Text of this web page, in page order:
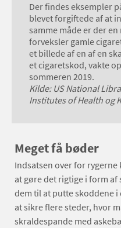
Der findes eksempler
blevet forgiftede af at
samme måde er der
forveksler gamle
et billede af en af en
et cigaretskod, vakte
sommeren 2019.
Kilde: US National
Institutes of Health og
Meget få bøder
Indsatsen over for
at gøre det rigtige i form
dem til at putte skoddene
at sikre flere steder, hvor
skraldespande med